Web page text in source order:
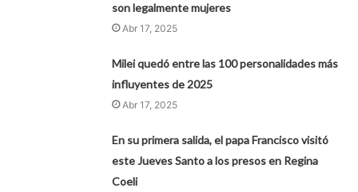
son legalmente mujeres
Abr 17, 2025
Milei quedó entre las 100 personalidades más
influyentes de 2025
Abr 17, 2025
En su primera salida, el papa Francisco visitó
este Jueves Santo a los presos en Regina
Coeli